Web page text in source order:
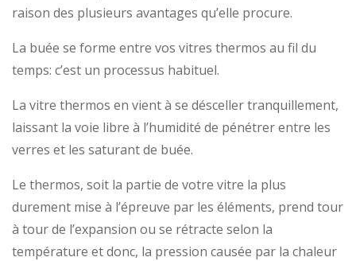
raison des plusieurs avantages qu’elle procure.
La buée se forme entre vos vitres thermos au fil du
temps: c’est un processus habituel.
La vitre thermos en vient à se désceller tranquillement,
laissant la voie libre à l’humidité de pénétrer entre les
verres et les saturant de buée.
Le thermos, soit la partie de votre vitre la plus
durement mise à l’épreuve par les éléments, prend tour
à tour de l’expansion ou se rétracte selon la
température et donc, la pression causée par la chaleur